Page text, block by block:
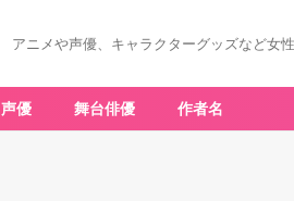
アニメや声優、キャラクターグッズなど女
声優 舞台俳優 作者名